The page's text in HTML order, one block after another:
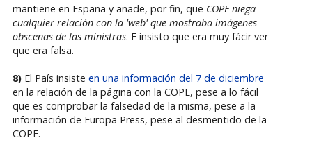
mantiene en España y añade, por fin, que COPE niega
cualquier relación con la 'web' que mostraba imágenes
obscenas de las ministras. E insisto que era muy fácir ver
que era falsa.
8)El País insiste en una información del 7 de diciembre
en la relación de la página con la COPE, pese a lo fácil
que es comprobar la falsedad de la misma, pese a la
información de Europa Press, pese al desmentido de la
COPE.